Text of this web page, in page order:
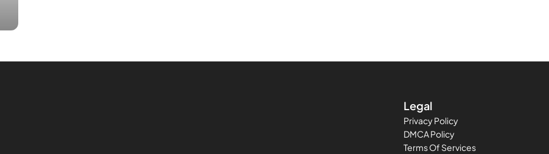
Legal
Privacy Policy
DMCA Policy
Terms Of Services